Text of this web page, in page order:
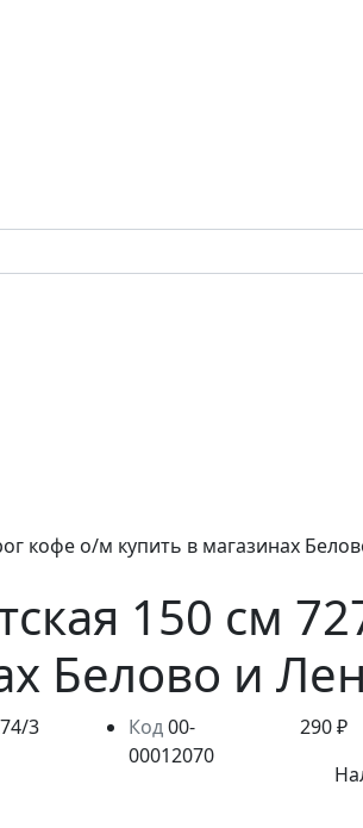
кофе о/м купить в магазинах
150 см
Белово и
Код 00-
00012070
290 ₽